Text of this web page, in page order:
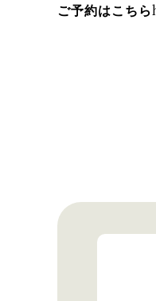
ご予約はこち ら